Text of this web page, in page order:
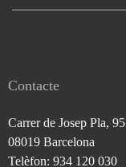
Contacte
Carrer de Josep Pla, 95
08019 Barcelona
Telèfon: 934 120 030